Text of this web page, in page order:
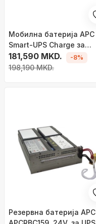
Мобилна батерија APC
Smart-UPS Charge за
Microsoft Surface Hub 2,
за UPS, црна
181,590 MKD.
198,190 MKD.
-8%
Резервна батерија APC